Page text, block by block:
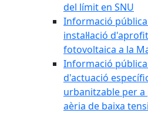
del límit en SNU
Informació
instal·lació
fotovoltaica a la
Informació
d'actuació
urbanitzable per a
aèria de baixa